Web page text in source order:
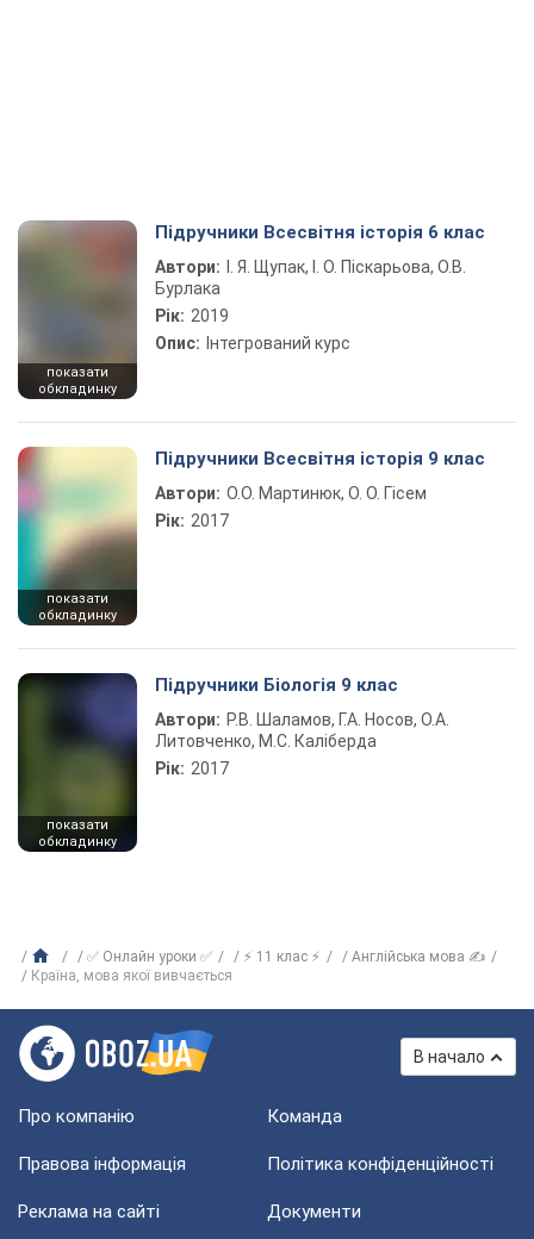
показати
обкладинку
Підручники Всесвітня історія 6 клас
Автори:
І. Я. Щупак, І. О. Піскарьова, О.В.
Бурлака
Рік: 2019
Опис: Інтегрований курс
показати
обкладинку
Підручники Всесвітня історія 9 клас
Автори: О.О. Мартинюк, О. О. Гісем
Рік: 2017
показати
обкладинку
Підручники Біологія 9 клас
Автори: Р.В. Шаламов, Г.А. Носов, О.А.
Литовченко, М.С. Каліберда
Рік: 2017
✅ Онлайн уроки ✅ ⚡ 11 клас ⚡
Англійська мова ✍
Країна, мова якої вивчається
В начало
Про компанію Команда
Правова інформація Політика конфіденційності
Реклама на сайті Документи